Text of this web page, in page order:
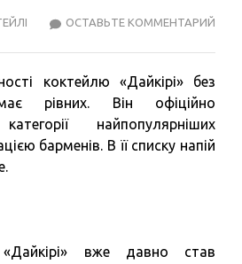
ОСТАВЬТЕ КОММЕНТАРИЙ
коктейлю «Дайкірі» без
рівних. Він офіційно
найпопулярніших
барменів. В її списку напій
вже давно став